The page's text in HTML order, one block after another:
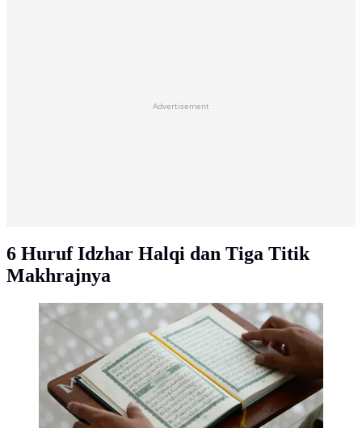
Advertisement
6 Huruf Idzhar Halqi dan Tiga Titik
Makhrajnya